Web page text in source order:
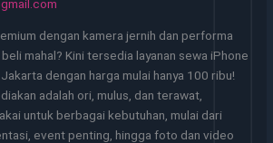
dengan kamera jernih dan performa
mahal? Kini tersedia layanan sewa iPhone
dengan harga mulai hanya 100 ribu!
adalah ori, mulus, dan terawat,
untuk berbagai kebutuhan, mulai dari
event penting, hingga foto dan video